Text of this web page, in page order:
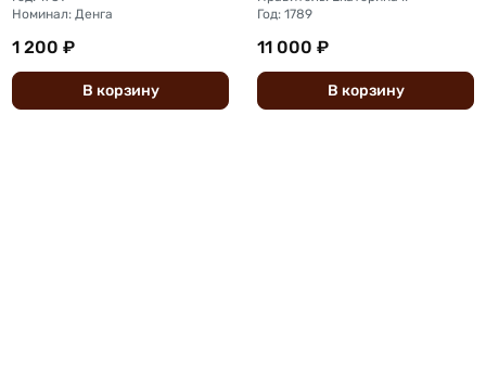
Номинал: Денга
1 200 ₽
В корзину
Год: 1789
11 000 ₽
В корзину